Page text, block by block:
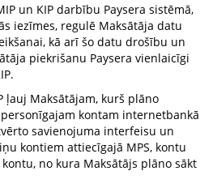
un KIP darbību Paysera sistēmā,
iezīmes, regulē Maksātāja datu
kā arī šo datu drošību un
piekrišanu Paysera vienlaicīgi
ļauj Maksātājam, kurš plāno
kontam internetbankā
savienojuma interfeisu un
kontiem attiecīgajā MPS, kontu
no kura Maksātājs plāno sākt